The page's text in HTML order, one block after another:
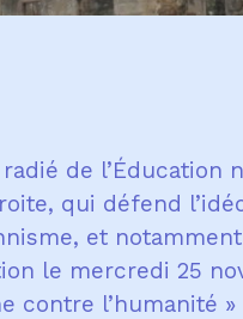
de l’Éducation
qui défend
et
le mercredi 25
contre l’humanité